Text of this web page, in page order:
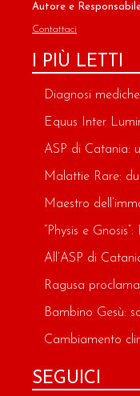
Autore e
Contattaci
I PIÙ LETTI
Diagnosi
Equus Inter
ASP di Catania:
Malattie Rare:
Maestro
“Physis e
All’ASP di
Ragusa
Bambino Gesù:
Cambiamento
SEGUICI